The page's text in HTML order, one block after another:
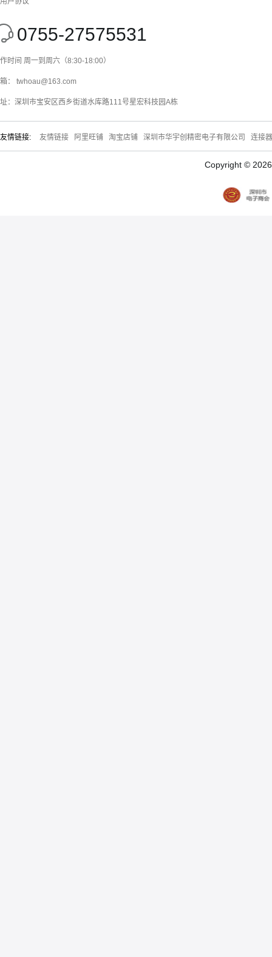
0755-27575531
时间 周一到周六（8:30-18:00）
： twhoau@163.com
：深圳市宝安区西乡街道水库路111号星宏科技园A栋
友情链接: 友情链接 阿里旺铺 淘宝店铺 深圳市华宇创精密电子有限公司 连接
Copyright ©